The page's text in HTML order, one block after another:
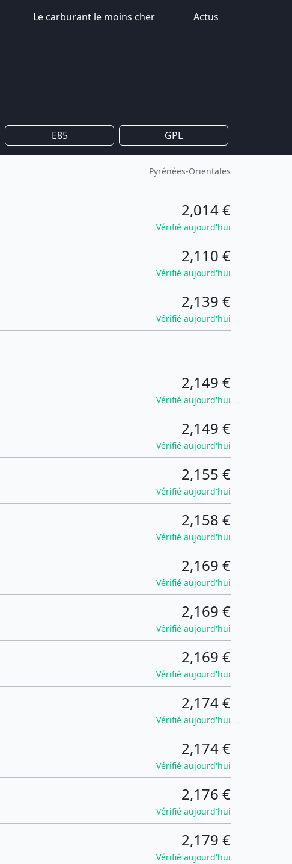
Le carburant le moins cher Actus
E85 GPL
Pyrénées-Orientales
2,014 €
Vérifié aujourd'hui
2,110 €
Vérifié aujourd'hui
2,139 €
Vérifié aujourd'hui
2,149 €
Vérifié aujourd'hui
2,149 €
Vérifié aujourd'hui
2,155 €
Vérifié aujourd'hui
2,158 €
Vérifié aujourd'hui
2,169 €
Vérifié aujourd'hui
2,169 €
Vérifié aujourd'hui
2,169 €
Vérifié aujourd'hui
2,174 €
Vérifié aujourd'hui
2,174 €
Vérifié aujourd'hui
2,176 €
Vérifié aujourd'hui
2,179 €
Vérifié aujourd'hui